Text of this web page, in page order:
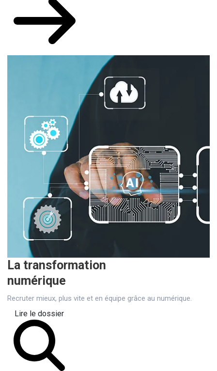
La transformation
numérique
Recruter mieux, plus vite et en équipe grâce au numérique.
Lire le dossier